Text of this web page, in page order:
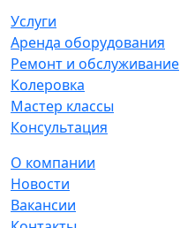
Услуги
Аренда оборудования
Ремонт и обслуживание
Колеровка
Мастер классы
Консультация
О компании
Новости
Вакансии